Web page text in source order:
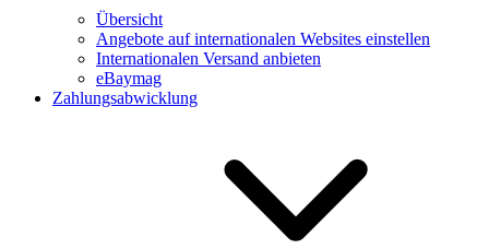
Übersicht
Angebote auf internationalen Websites einstellen
Internationalen Versand anbieten
eBaymag
Zahlungsabwicklung